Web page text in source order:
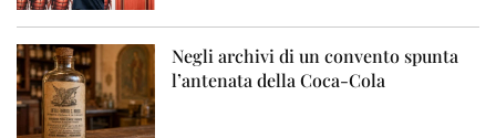
Negli archivi di un convento spunta
l’antenata della Coca-Cola